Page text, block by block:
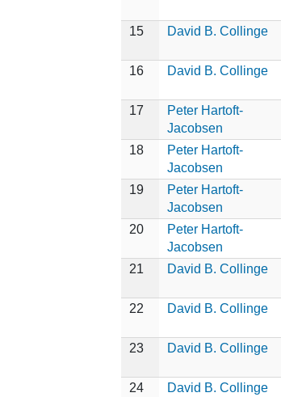
15
David B. Collinge
16
David B. Collinge
17
Peter Hartoft-
Jacobsen
18
Peter Hartoft-
Jacobsen
19
Peter Hartoft-
Jacobsen
20
Peter Hartoft-
Jacobsen
21
David B. Collinge
22
David B. Collinge
23
David B. Collinge
24
David B. Collinge